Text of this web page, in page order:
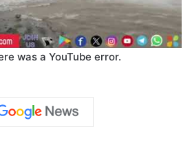
was a YouTube error.